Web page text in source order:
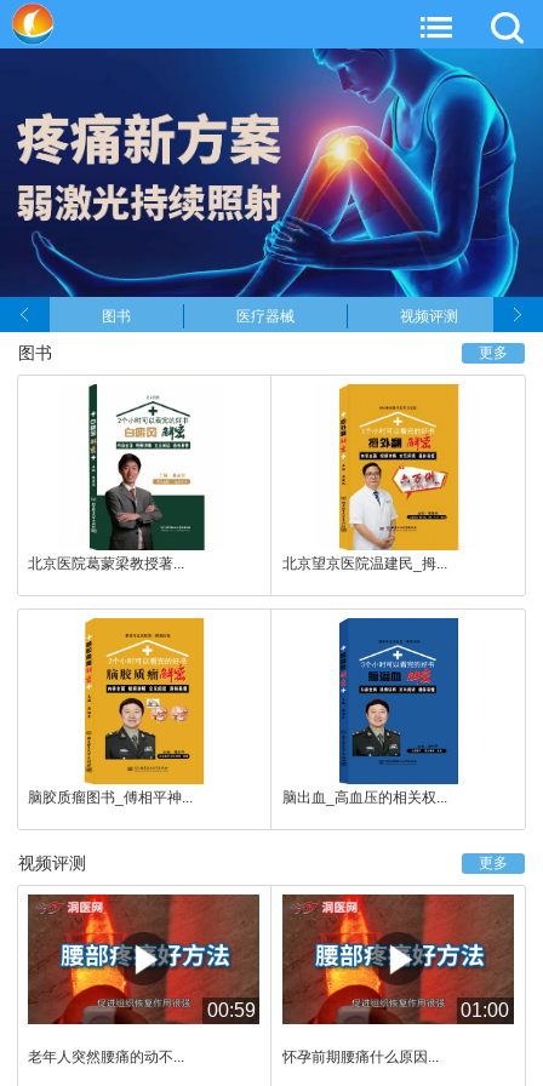
图书 医疗器械 视频评测
更多
图书
北京医院葛蒙梁教授著... 北京望京医院温建民_拇...
脑胶质瘤图书_傅相平神... 脑出血_高血压的相关权...
更多
视频评测
00:59
老年人突然腰痛的动不...
01:00
怀孕前期腰痛什么原因...